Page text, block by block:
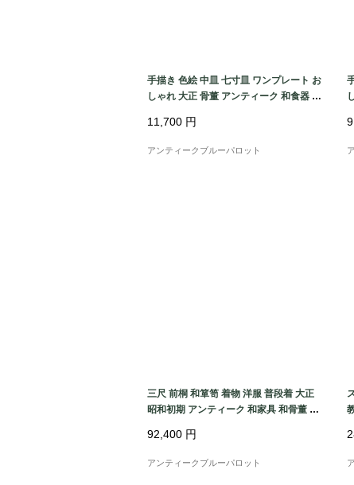
手描き 色絵 中皿 七寸皿 ワンプレート お
しゃれ 大正 骨董 アンティーク 和食器 お
立湧・盆栽？）
11,700 円
アンティークブルーパロット
三尺 前桐 和箪笥 着物 洋服 普段着 大正
昭和初期 アンティーク 和家具 和骨董 シ
92,400 円
アンティークブルーパロット